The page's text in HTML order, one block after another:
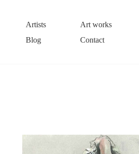
Artists Art works
Blog
Contact